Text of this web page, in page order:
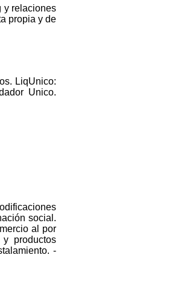
y relaciones
propia y de
LiqUnico:
Unico.
social.
al por
productos
-